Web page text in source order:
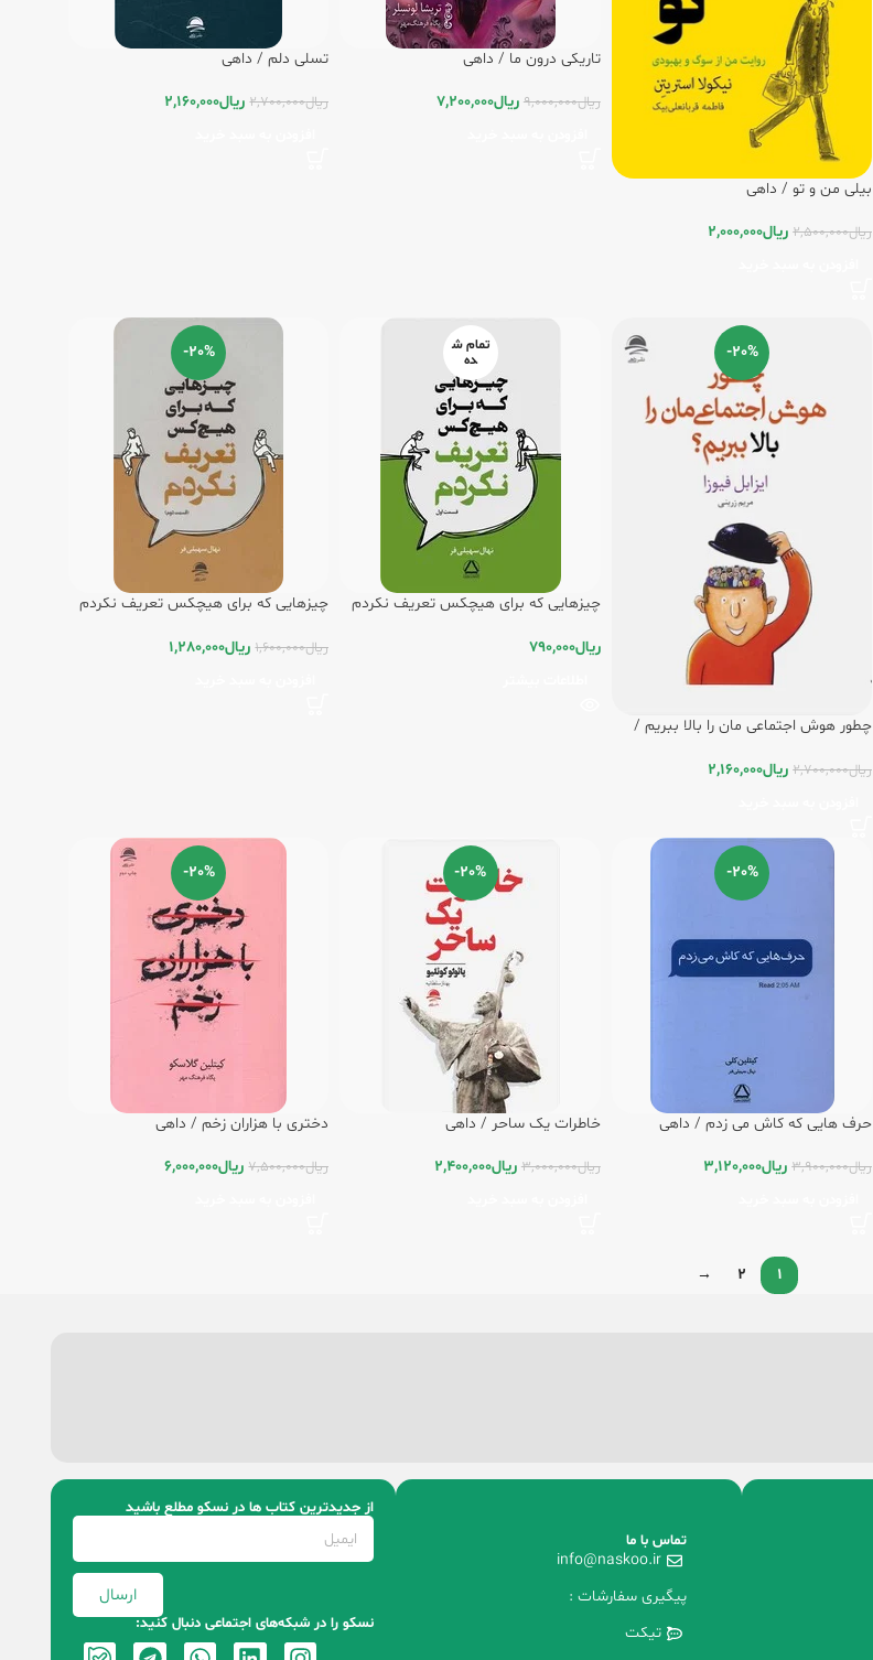
بیلی من و تو / داهی
ریال2,500,000 ریال2,000,000
تاریکی درون ما / داهی
ریال9,000,000 ریال7,200,000
تسلی دلم / داهی
ریال2,700,000 ریال2,160,000
-20%
چطور هوش اجتماعی مان را بالا ببریم /
ریال2,700,000 ریال2,160,000
تمام ش
ده
چیزهایی که برای هیچکس تعریف نکردم
ریال790,000
-20%
چیزهایی که برای هیچکس تعریف نکردم
ریال1,600,000 ریال1,280,000
-20%
حرف هایی که کاش می زدم / داهی
ریال3,900,000 ریال3,120,000
-20%
خاطرات یک ساحر / داهی
ریال3,000,000 ریال2,400,000
-20%
دختری با هزاران زخم / داهی
ریال7,500,000 ریال6,000,000
1
2
→
تماس با ما
info@naskoo.ir
پیگیری سفارشات :
تیکت
از جدیدترین کتاب‌ ها در نسکو مطلع باشید
ارسال
نسکو را در شبکه‌های اجتماعی دنبال کنید: